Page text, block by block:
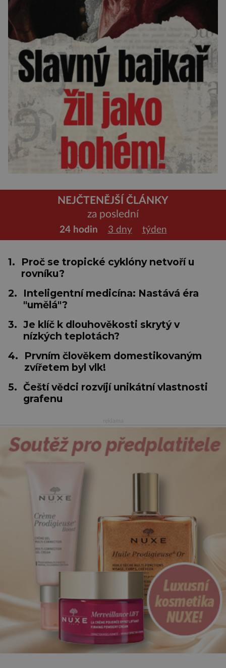
NEJČTENĚJŠÍ ČLÁNKY
za poslední
24 hodin 3 dny týden
1.
Proč se tropické cyklóny netvoří u
rovníku?
2.
Inteligentní medicína: Nastává éra
"umělá"?
3. Je klíč k dlouhověkosti skrytý v
nízkých teplotách?
4.
Prvním člověkem domestikovaným
zvířetem byl vlk!
5. Čeští vědci rozvíjí unikátní vlastnosti
grafenu